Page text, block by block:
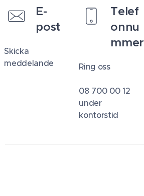
E-
post
Skicka
meddelande
Telef
onnu
mmer
Ring oss
08 700 00 12
under
kontorstid